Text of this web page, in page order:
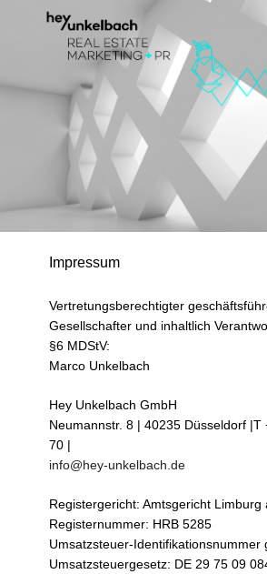
Impressum
Vertretungsberechtigter
Gesellschafter und inhaltlich
§6 MDStV:
Marco Unkelbach
Hey Unkelbach GmbH
Neumannstr. 8 | 40235 Düsseldorf |T
70 |
info@hey-unkelbach.de
Registergericht: Amtsgericht Limburg
Registernummer: HRB 5285
Umsatzsteuer-Identifikationsnummer
Umsatzsteuergesetz: DE 29 75 09